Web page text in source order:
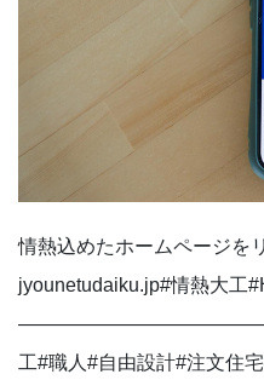
情熱込めたホームページを
jyounetudaiku.jp⁡#情熱大工
———————————————-
工#職人#自由設計#注文住